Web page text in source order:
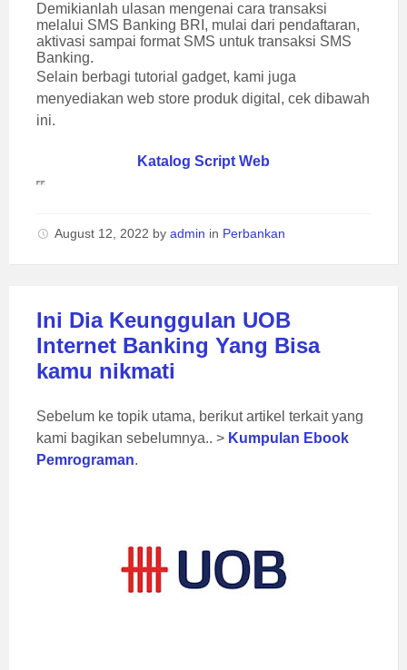
Demikianlah ulasan mengenai cara transaksi
melalui SMS Banking BRI, mulai dari pendaftaran,
aktivasi sampai format SMS untuk transaksi SMS
Banking.
Selain berbagi tutorial gadget, kami juga
menyediakan web store produk digital, cek dibawah
ini.
Katalog Script Web
August 12, 2022 by admin in Perbankan
Ini Dia Keunggulan UOB
Internet Banking Yang Bisa
kamu nikmati
Sebelum ke topik utama, berikut artikel terkait yang
kami bagikan sebelumnya.. > Kumpulan Ebook
Pemrograman.